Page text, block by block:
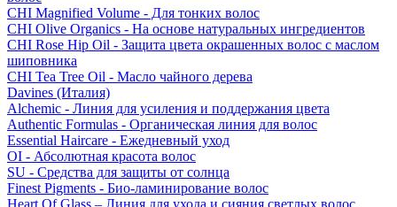
CHI Magnified Volume - Для тонких волос
CHI Olive Organics - На основе натуральных ингредиентов
CHI Rose Hip Oil - Защита цвета окрашенных волос с маслом
шиповника
CHI Tea Tree Oil - Масло чайного дерева
Davines (Италия)
Alchemic - Линия для усиления и поддержания цвета
Authentic Formulas - Органическая линия для волос
Essential Haircare - Eжедневный уход
OI - Абсолютная красота волос
SU - Средства для защиты от солнца
Finest Pigments - Био-ламинирование волос
Heart Of Glass – Линия для ухода и сияния светлых волос